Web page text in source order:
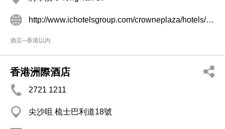
http://www.ichotelsgroup.com/crowneplaza/hotels/cn/zh/kowloon/hkgtk/hoteldetail
酒店─香港以內
香港洲際酒店
2721 1211
尖沙咀 梳士巴利道18號